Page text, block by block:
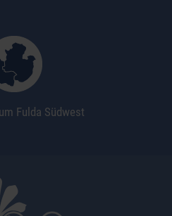
Fulda Südwest